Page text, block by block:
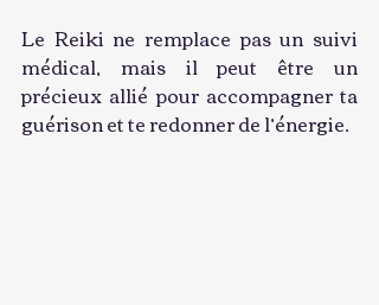
Le Reiki ne remplace pas un suivi
médical, mais il peut être un
précieux allié pour accompagner ta
guérison et te redonner de l’énergie.